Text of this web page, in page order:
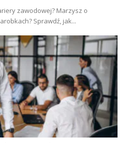
zawodowej? Marzysz o
Sprawdź, jak...